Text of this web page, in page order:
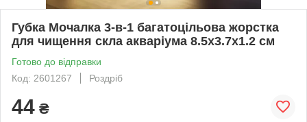
Губка Мочалка 3-в-1 багатоцільова жорстка
для чищення скла акваріума 8.5х3.7х1.2 см
Готово до відправки
Код: 2601267
Роздріб
44 ₴